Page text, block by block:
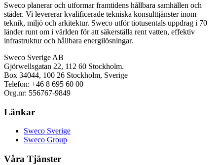
Sweco planerar och utformar framtidens hållbara samhällen och
städer. Vi levererar kvalificerade tekniska konsulttjänster inom
teknik, miljö och arkitektur. Sweco utför tiotusentals uppdrag i 70
länder runt om i världen för att säkerställa rent vatten, effektiv
infrastruktur och hållbara energilösningar.
Sweco Sverige AB
Gjörwellsgatan 22, 112 60 Stockholm.
Box 34044, 100 26 Stockholm, Sverige
Telefon: +46 8 695 60 00
Org.nr: 556767-9849
Länkar
Sweco Sverige
Sweco Group
Våra Tjänster